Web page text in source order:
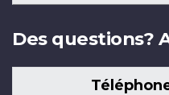
Des questions?